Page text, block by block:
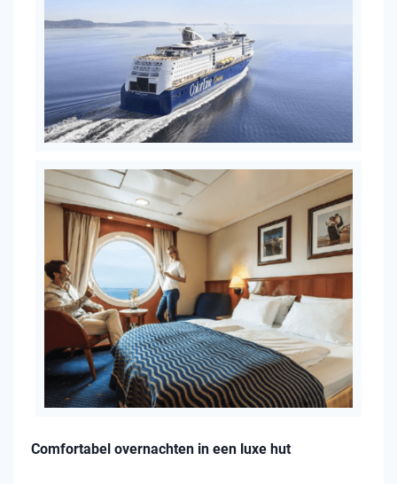
Comfortabel overnachten in een luxe hut